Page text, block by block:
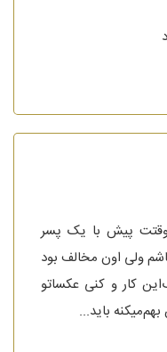
پیش با یک پسر
ولی اون مخالف بود
کار و کنی عکساتو
باید...